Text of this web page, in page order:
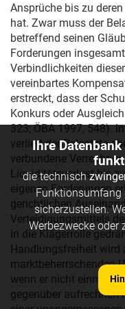
Ansprüche bis zu
hat. Zwar muss der
betreffend seinen
Forderungen
Verbindlichkeiten
vereinbartes
erstreckt, dass der
Konkurs oder
323; ÖBA 1997, 548).
verliert der Belastete
verbundene
Liquiditätsverlust bis
eigenen Forderungen
gerichtlichen
Verteidigungsmittels
in die Klägerrolle
Handlungsfreiheit wird
marktbeherrschenden
wenn er nicht einmal
gegenüber aufrechnen
Ihre
die technisch
Funktionsumfang
sicherzustellen.
Werbezwecke oder